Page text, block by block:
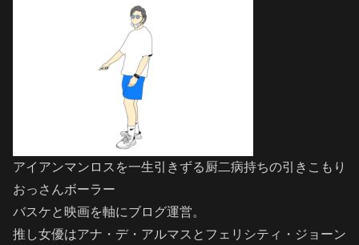
アイアンマンロスを一生引きずる厨二病持ちの引きこもり
おっさんボーラー
バスケと映画を軸にブログ運営。
推し女優はアナ・デ・アルマスとフェリシティ・ジョーン